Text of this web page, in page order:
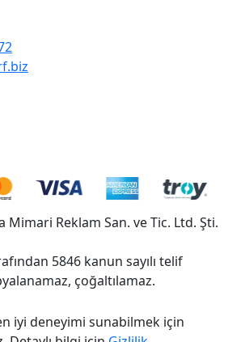
Reklam San. ve Tic. Ltd. Şti.
5846 kanun sayılı telif
çoğaltılamaz.
iyi deneyimi sunabilmek için